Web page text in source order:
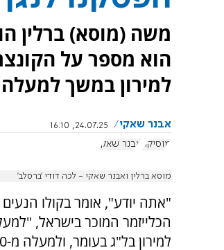
משה (מוסא) ברלין
הוא מספר על
למירון במשך למעלה מ-60 שנה, וזיכרונותיו מהאסון
אבנר שאקי
24.07.25, 16:10
מוסיקה
אבנר שאקי
מוסא ברלין ואבנר שאקי - לכה דודי 'ברסלב'